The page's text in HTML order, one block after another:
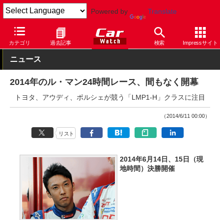
Powered by Translate
カテゴリ 過去記事 検索 Impressサイト
Car Watch モータースポーツ その他
ニュース
2014年のル・マン24時間レース、間もなく開幕
トヨタ、アウディ、ポルシェが競う「LMP1-H」クラスに注目
（2014/6/11 00:00）
リスト
2014年6月14日、15日（現
地時間）決勝開催